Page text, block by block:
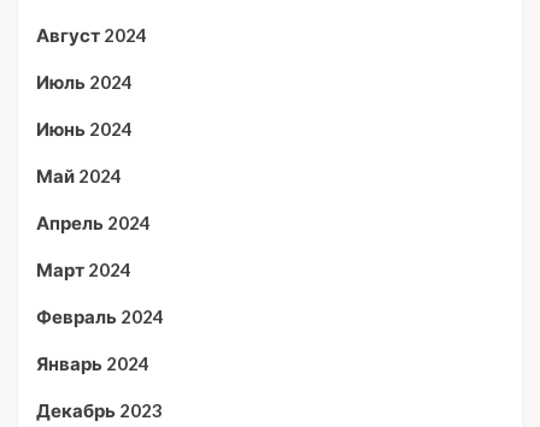
Август 2024
Июль 2024
Июнь 2024
Май 2024
Апрель 2024
Март 2024
Февраль 2024
Январь 2024
Декабрь 2023